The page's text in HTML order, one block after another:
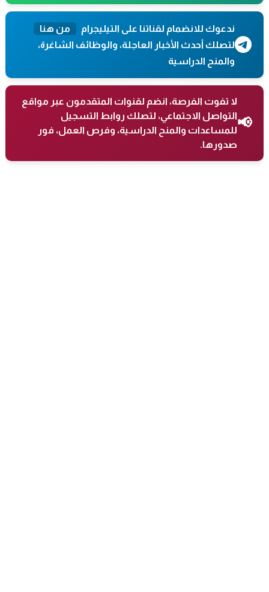
ندعوك للانضمام لقناتنا على التيليجرام
من هنا
لتصلك أحدث الأخبار العاجلة، والوظائف الشاغرة،
والمنح الدراسية
📢
لا تفوت الفرصة، انضم لقنوات المتقدمون عبر مواقع
التواصل الاجتماعي، لتصلك روابط التسجيل
للمساعدات والمنح الدراسية، وفرص العمل، فور
صدورها.